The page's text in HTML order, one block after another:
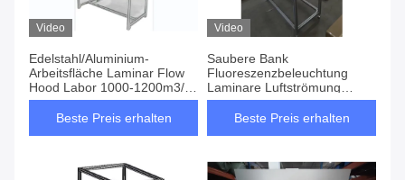
Video
Edelstahl/Aluminium-
Arbeitsfläche Laminar Flow
Hood Labor 1000-1200m3/h
Leuchtstoffbeleuchtung
Beste Preis erhalten
Video
Saubere Bank
Fluoreszenzbeleuchtung
Laminare Luftströmung
Klasse 100 Sauberkeit 1000-
1200m3/h Luftvolumen
Beste Preis erhalten